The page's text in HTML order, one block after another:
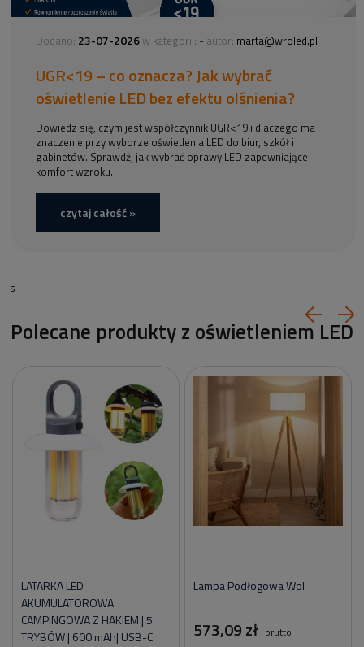
Dodano: 23-07-2026 w kategorii: - autor: marta@wroled.pl
UGR<19 – co oznacza? Jak wybrać
oświetlenie LED bez efektu olśnienia?
Dowiedz się, czym jest współczynnik UGR<19 i dlaczego ma
znaczenie przy wyborze oświetlenia LED do biur, szkół i
gabinetów. Sprawdź, jak wybrać oprawy LED zapewniające
komfort wzroku.
czytaj całość »
s
Polecane produkty z oświetleniem LED
LATARKA LED
AKUMULATOROWA
CAMPINGOWA Z HAKIEM | 5
TRYBÓW | 600 mAh| USB-C
Lampa Podłogowa Wol
573,09 zł brutto